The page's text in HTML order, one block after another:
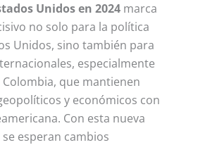
Unidos en 2024 marca
no solo para la política
Unidos, sino también para
especialmente
que mantienen
y económicos con
Con esta nueva
se esperan cambios